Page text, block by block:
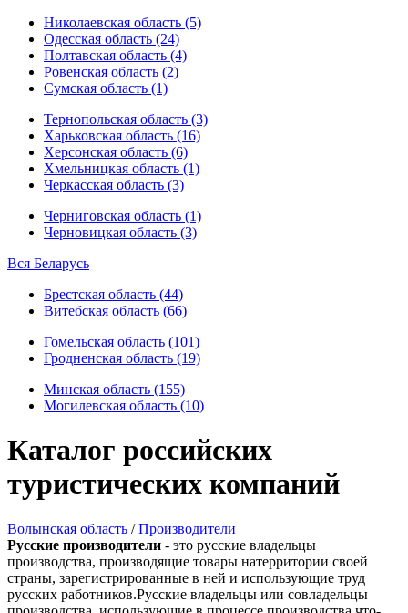
Николаевская область (5)
Одесская область (24)
Полтавская область (4)
Ровенская область (2)
Сумская область (1)
Тернопольская область (3)
Харьковская область (16)
Херсонская область (6)
Хмельницкая область (1)
Черкасская область (3)
Черниговская область (1)
Черновицкая область (3)
Вся Беларусь
Брестская область (44)
Витебская область (66)
Гомельская область (101)
Гродненская область (19)
Минская область (155)
Могилевская область (10)
Каталог российских
туристических компаний
Волынская область /Производители
Русские производители - это русские владельцы
производства, производящие товары натерритории своей
страны, зарегистрированные в ней и использующие труд
русских работников.Русские владельцы или совладельцы